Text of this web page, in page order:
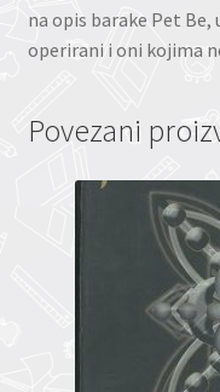
na opis barake Pet
operirani i oni kojima
Povezani